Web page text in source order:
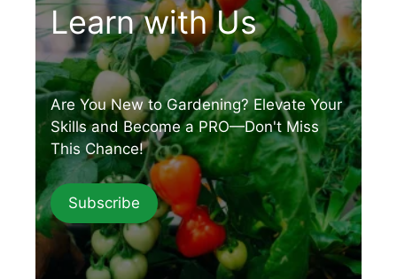
Learn with Us
Are You New to Gardening? Elevate Your
Skills and Become a PRO—Don't Miss
This Chance!
Subscribe